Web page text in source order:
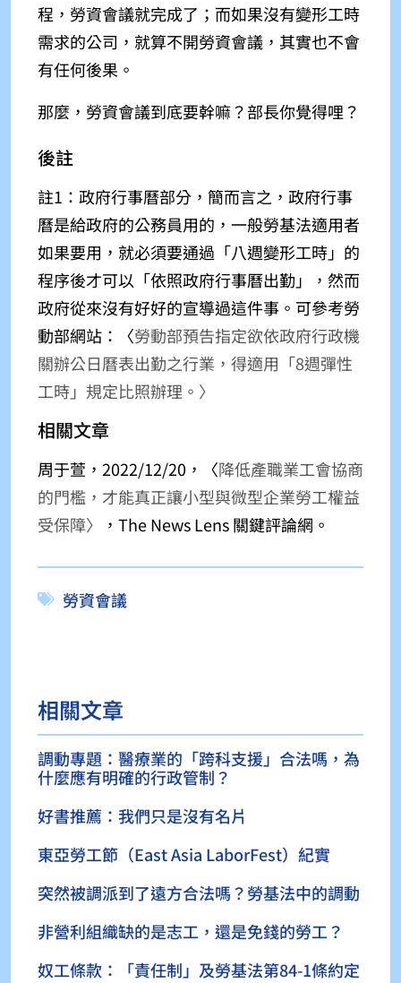
程，勞資會議就完成了；而如果沒有變形工時
需求的公司，就算不開勞資會議，其實也不會
有任何後果。
那麼，勞資會議到底要幹嘛？部長你覺得哩？
後註
註1：政府行事曆部分，簡而言之，政府行事
曆是給政府的公務員用的，一般勞基法適用者
如果要用，就必須要通過「八週變形工時」的
程序後才可以「依照政府行事曆出勤」，然而
政府從來沒有好好的宣導過這件事。可參考勞
動部網站：〈勞動部預告指定欲依政府行政機
關辦公日曆表出勤之行業，得適用「8週彈性
工時」規定比照辦理。〉
相關文章
周于萱，2022/12/20，〈降低產職業工會協商
的門檻，才能真正讓小型與微型企業勞工權益
受保障〉
，The News Lens 關鍵評論網。
勞資會議
相關文章
調動專題：醫療業的「跨科支援」合法嗎，為
什麼應有明確的行政管制？
好書推薦：我們只是沒有名片
東亞勞工節（East Asia LaborFest）紀實
突然被調派到了遠方合法嗎？勞基法中的調動
非營利組織缺的是志工，還是免錢的勞工？
奴工條款：「責任制」及勞基法第84-1條約定